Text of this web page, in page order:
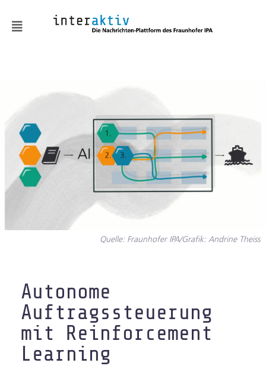
Automatisierung &
Batterie & Wasserstoff
Digitalisierung
Fabrik- und
Gesundsheitsindustrie
Künstliche Intelligenz &
Maschinelles Sehen
Leichtbau & Additive
Quelle: Fraunhofer IPA/Grafik: Andrine Theiss
Autonome
Auftragssteuerung
mit Reinforcement
Learning